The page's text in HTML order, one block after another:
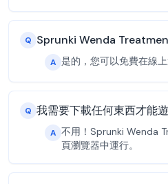
Q Sprunki Wenda
A 是的，您可以免費在線
Q 我需要下載任何東西才能
A 不用！Sprunki Wenda
頁瀏覽器中運行。